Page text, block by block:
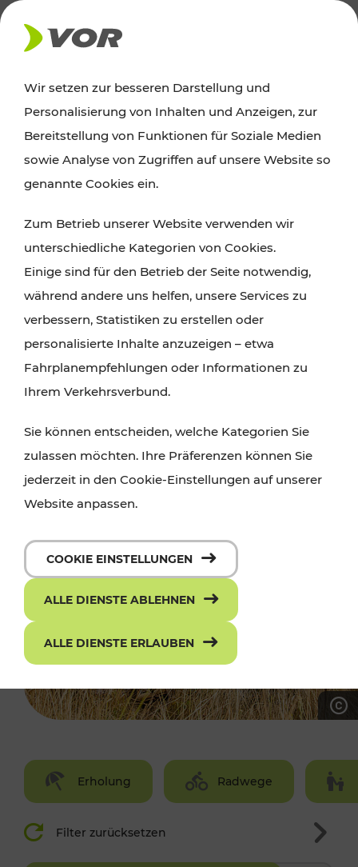
AKTUELLES
Ausflugstipps
Wien, Niederösterreich und das Burgenland
Wanderungen, Kultur und Gastronomie,
Radtouren oder purer Naturgenuss – viele
Attraktionen sind mit den Ticket- und Fahrplan-
Angeboten des VOR gut und schnell erreichbar.
Erholung Radwege
Filter zurücksetzen
Wir setzen zur besseren Darstellung und
Personalisierung von Inhalten und Anzeigen, zur
Bereitstellung von Funktionen für Soziale Medien
sowie Analyse von Zugriffen auf unsere Website so
genannte Cookies ein.
Zum Betrieb unserer Website verwenden wir
unterschiedliche Kategorien von Cookies.
Einige sind für den Betrieb der Seite notwendig,
während andere uns helfen, unsere Services zu
verbessern, Statistiken zu erstellen oder
personalisierte Inhalte anzuzeigen – etwa
Fahrplanempfehlungen oder Informationen zu
Ihrem Verkehrsverbund.
Sie können entscheiden, welche Kategorien Sie
zulassen möchten. Ihre Präferenzen können Sie
jederzeit in den Cookie-Einstellungen auf unserer
Website anpassen.
COOKIE EINSTELLUNGEN
ALLE DIENSTE ABLEHNEN
ALLE DIENSTE ERLAUBEN